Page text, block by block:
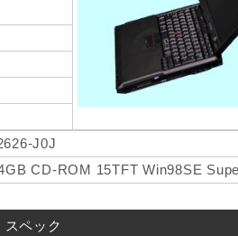
J0J
CD-ROM 15TFT Win98SE
スペック